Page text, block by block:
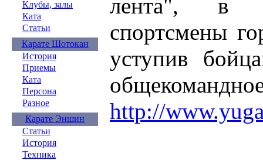
Клубы, залы
Ката
Статьи
Карате Шотокан
История
Приемы
Ката
Персона
Разное
Карате Эншин
Статьи
История
Техника
лента", в
спортсмены
уступив
http://